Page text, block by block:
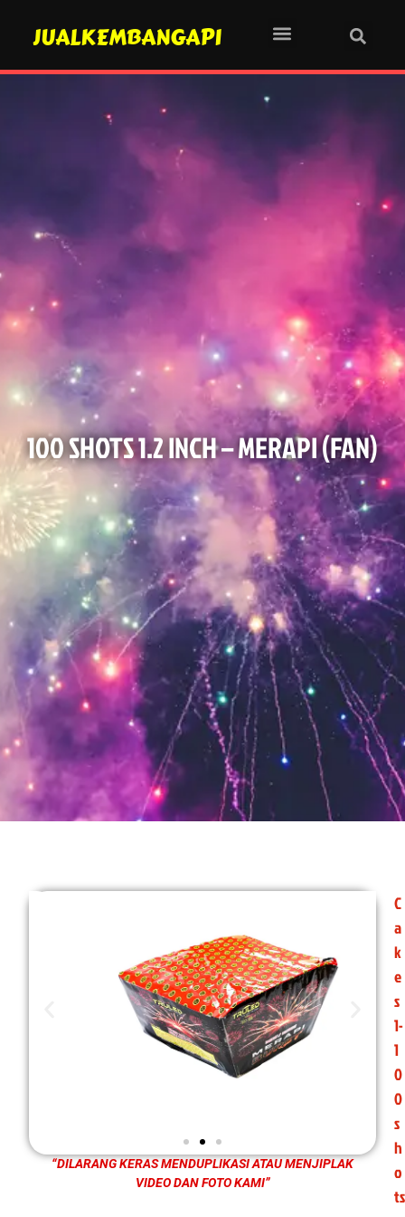
JUALKEMBANGAPI
100 SHOTS 1.2 INCH – MERAPI (FAN)
“DILARANG KERAS MENDUPLIKASI ATAU MENJIPLAK
VIDEO DAN FOTO KAMI”
C
a
k
e
s
1-
1
0
0
s
h
o
ts